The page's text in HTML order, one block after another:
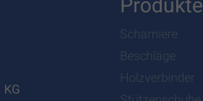
Produkte
Scharniere
Beschläge
Holzverbinder